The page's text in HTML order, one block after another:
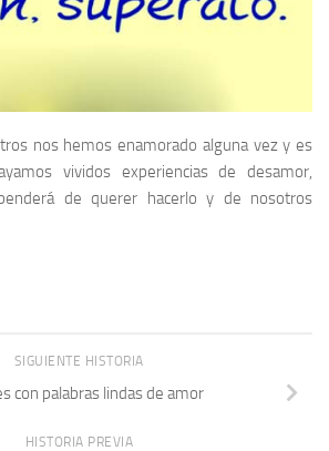
nos hemos enamorado alguna vez y es
vividos experiencias de desamor,
de querer hacerlo y de nosotros
SIGUIENTE HISTORIA
con palabras lindas de amor
HISTORIA PREVIA